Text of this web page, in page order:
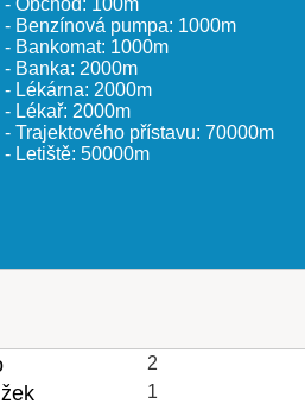
- Obchod: 100m
- Benzínová pumpa: 1000m
- Bankomat: 1000m
- Banka: 2000m
- Lékárna: 2000m
- Lékař: 2000m
- Trajektového přístavu: 70000m
- Letiště: 50000m
2
1